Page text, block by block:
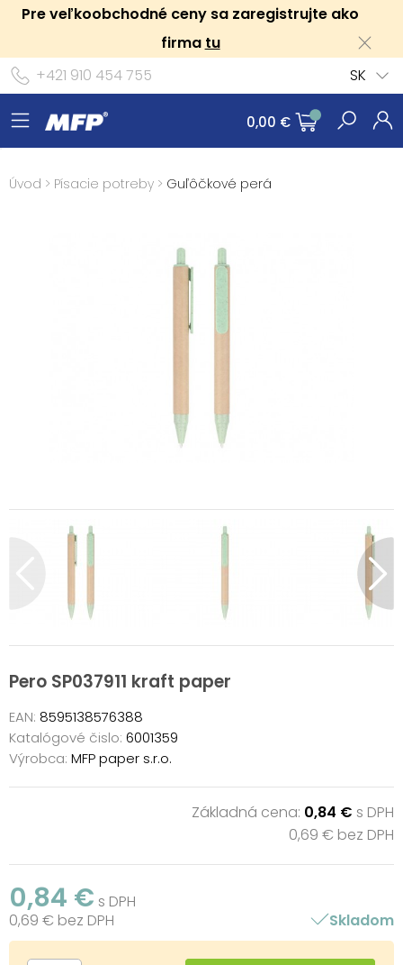
Pre veľkoobchodné ceny sa zaregistrujte ako
firma tu
+421 910 454 755
SK
0,00 €
Úvod > Písacie potreby > Guľôčkové perá
Pero SP037911 kraft paper
EAN: 8595138576388
Katalógové čislo: 6001359
Výrobca: MFP paper s.r.o.
Základná cena: 0,84 € s DPH
0,69 € bez DPH
0,84 € s DPH
0,69 € bez DPH
Skladom